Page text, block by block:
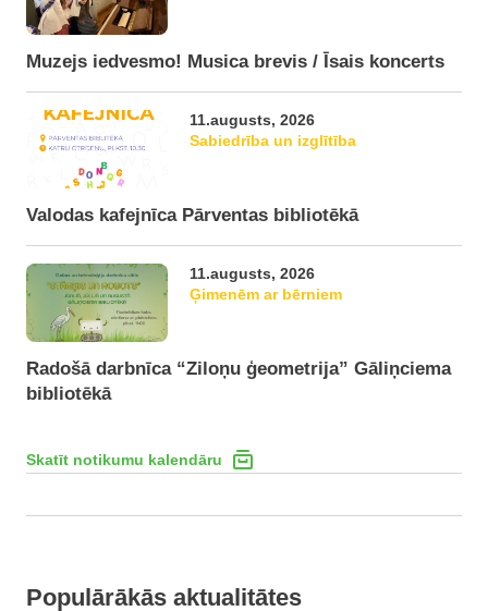
Muzejs iedvesmo! Musica brevis / Īsais koncerts
11.augusts, 2026
Sabiedrība un izglītība
Valodas kafejnīca Pārventas bibliotēkā
11.augusts, 2026
Ģimenēm ar bērniem
Radošā darbnīca “Ziloņu ģeometrija” Gāliņciema
bibliotēkā
Skatīt notikumu kalendāru
Populārākās aktualitātes